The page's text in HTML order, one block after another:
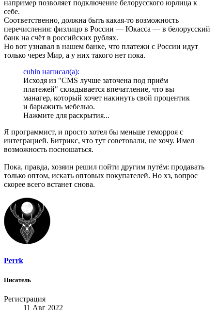
например позволяет подключение белорусского юрлица к
себе.
Соответственно, должна быть какая-то возможность
перечисления: физлицо в России — Юкасса — в белорусский
банк на счёт в российских рублях.
Но вот узнавал в нашем банке, что платежи с России идут
только через Мир, а у них такого нет пока.
cuhin написал(а):
Исходя из "CMS лучше заточена под приём
платежей" складывается впечатление, что вы
манагер, который хочет накинуть свой процентик
и барыжить мебелью.
Нажмите для раскрытия...
Я программист, и просто хотел бы меньше геморроя с
интеграцией. Битрикс, что тут советовали, не хочу. Имел
возможность посношаться.
Пока, правда, хозяин решил пойти другим путём: продавать
только оптом, искать оптовых покупателей. Но хз, вопрос
скорее всего встанет снова.
Perrk
Писатель
Регистрация
11 Авг 2022